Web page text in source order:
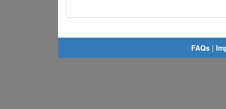
FAQs |